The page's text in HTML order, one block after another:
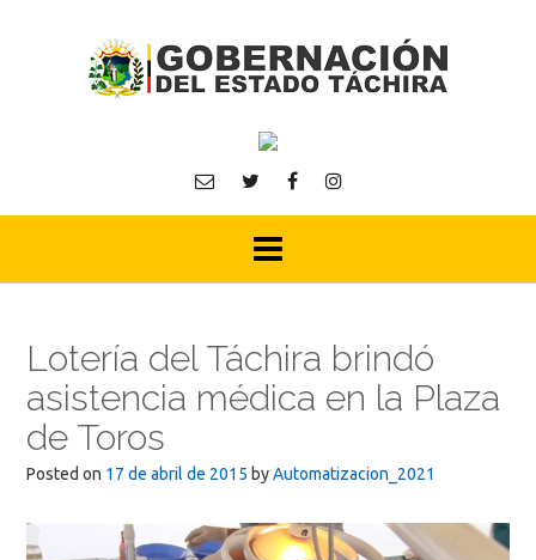
Lotería del Táchira brindó
asistencia médica en la Plaza
de Toros
Posted on 17 de abril de 2015 byAutomatizacion_2021